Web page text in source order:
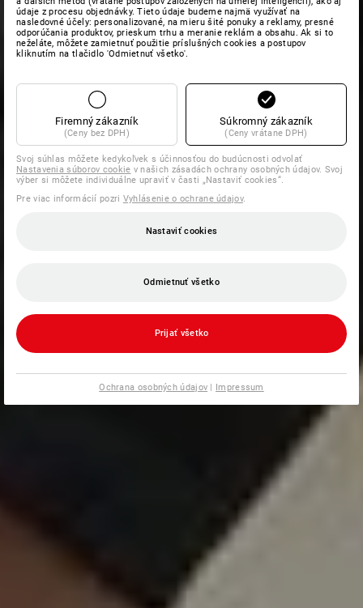
údaje z procesu objednávky. Tieto údaje budeme najmä využívať na
nasledovné účely: personalizované, na mieru šité ponuky a reklamy, presné
odporúčania produktov, prieskum trhu a meranie reklám a obsahu. Ak si to
neželáte, môžete zamietnuť použitie príslušných cookies a postupov
kliknutím na tlačidlo 'Odmietnuť všetko'.
Firemný zákazník
(Ceny bez DPH)
Súkromný zákazník
(Ceny vrátane DPH)
Svoj súhlas môžete kedykoľvek s účinnosťou do budúcnosti odvolať
Nastavenia súborov cookie v našich zásadách ochrany osobných údajov. Svoj
výber si môžete individuálne upraviť v časti „Nastaviť cookies“.
Pre viac informácií pozri Vyhlásenie o ochrane údajov.
Nastaviť cookies
Odmietnuť všetko
Prijať všetko
Ochrana osobných údajov | Impressum